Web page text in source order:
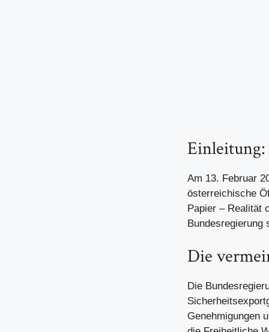
Am 13. Februar
österreichische
Papier – Realität
Bundesregierung
Die
Die
Genehmigungen